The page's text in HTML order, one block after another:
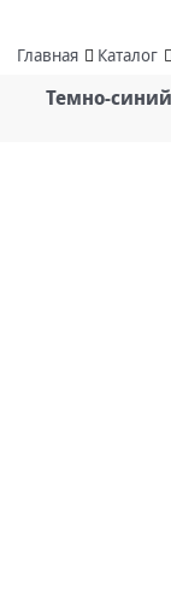
Главная Каталог
Темно-